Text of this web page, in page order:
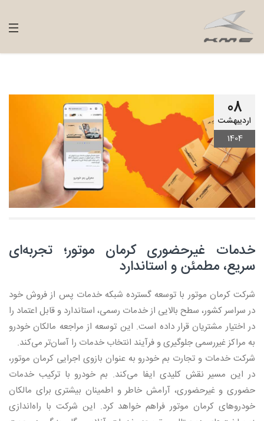
08
اردیبهشت
1404
خدمات غیرحضوری کرمان موتور؛ تجربه‌ای
سریع، مطمئن و استاندارد
شرکت کرمان موتور با توسعه گسترده شبکه خدمات پس از فروش خود
در سراسر کشور، سطح بالایی از خدمات رسمی، استاندارد و قابل اعتماد را
در اختیار مشتریان قرار داده است. این توسعه از مراجعه مالکان خودرو
به مراکز غیررسمی جلوگیری و فرآیند انتخاب خدمات را آسان‌تر می‌کند.
شرکت خدمات و تجارت بم خودرو به عنوان بازوی اجرایی کرمان موتور،
در این مسیر نقش کلیدی ایفا می‌کند. بم خودرو با ترکیب خدمات
حضوری و غیرحضوری، آرامش خاطر و اطمینان بیشتری برای مالکان
خودروهای کرمان موتور فراهم خواهد کرد. این شرکت با راه‌اندازی